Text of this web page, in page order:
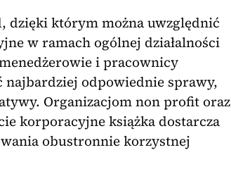
dzięki którym można uwzględnić
w ramach ogólnej działalności
i pracownicy
odpowiednie sprawy,
Organizacjom non profit oraz
korporacyjne książka dostarcza
obustronnie korzystnej